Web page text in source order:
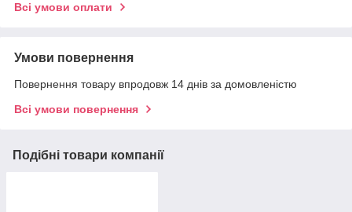
Всі умови оплати
Умови повернення
Повернення товару впродовж 14 днів за домовленістю
Всі умови повернення
Подібні товари компанії